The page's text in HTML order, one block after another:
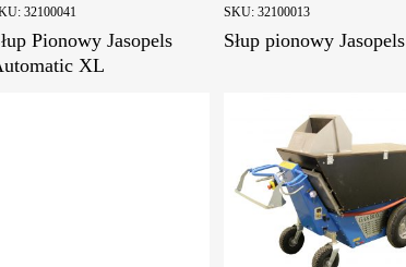
32100041
Pionowy Jasopels
XL
SKU: 32100013
Słup pionowy Jasopels